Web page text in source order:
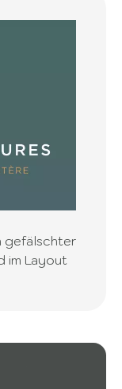
gefälschter
im Layout